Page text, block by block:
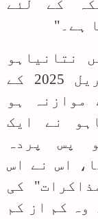
کے لئے
ہے۔"
نتانیاہو
اور ٹرمپ کے موقف کا اپریل 2025 کے
موازنہ ہو
نے ایک
پس پردہ
اس نے اس
کی
وہ کم از کم